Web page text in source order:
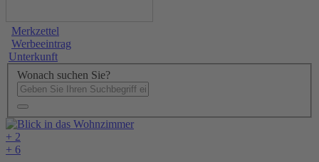
Merkzettel
Werbeeintrag
Unterkunft
Wonach suchen Sie?
+ 2
+ 6